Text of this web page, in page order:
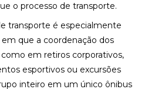
o processo de transporte.
transporte é especialmente
que a coordenação dos
em retiros corporativos,
esportivos ou excursões
inteiro em um único ônibus